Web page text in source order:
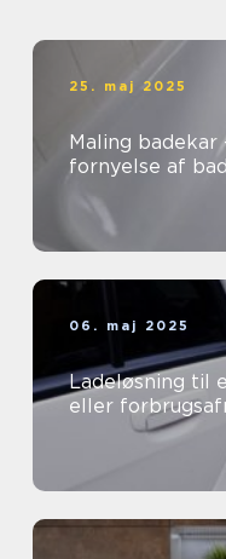
25. maj 2025
Maling
fornyelse af
06. maj 2025
Ladeløsning til
eller